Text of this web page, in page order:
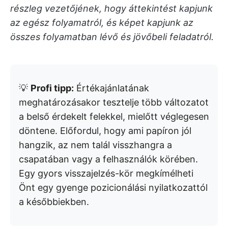
részleg vezetőjének, hogy áttekintést kapjunk
az egész folyamatról, és képet kapjunk az
összes folyamatban lévő és jövőbeli feladatról.
💡 Profi tipp: Értékajánlatának
meghatározásakor tesztelje több változatot
a belső érdekelt felekkel, mielőtt véglegesen
döntene. Előfordul, hogy ami papíron jól
hangzik, az nem talál visszhangra a
csapatában vagy a felhasználók körében.
Egy gyors visszajelzés-kör megkímélheti
Önt egy gyenge pozicionálási nyilatkozattól
a későbbiekben.